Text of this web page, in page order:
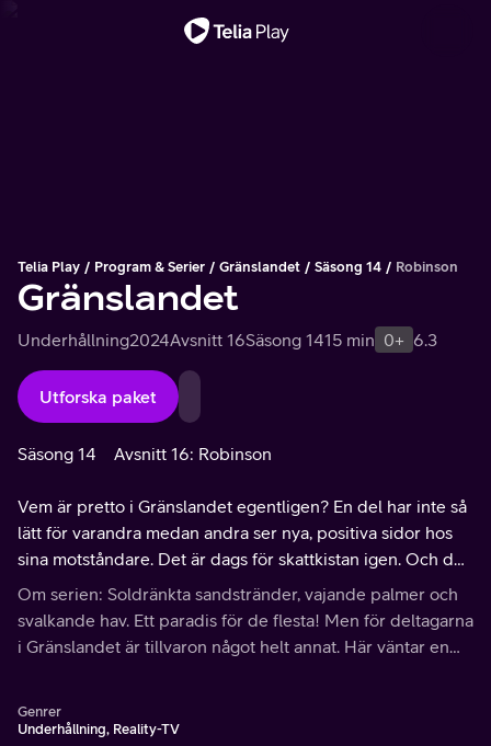
Telia Play Program & Serier Gränslandet Säsong 14 Robinson
Gränslandet
Underhållning2024Avsnitt 16Säsong 1415 min 0+ 6.3
Utforska paket
Säsong 14 Avsnitt 16: Robinson
Vem är pretto i Gränslandet egentligen? En del har inte så
lätt för varandra medan andra ser nya, positiva sidor hos
sina motståndare. Det är dags för skattkistan igen. Och den
här gången väntar en ovanligt bra kista som gör valet
ovanligt svårt!
Om serien: Soldränkta sandstränder, vajande palmer och
svalkande hav. Ett paradis för de flesta! Men för deltagarna
i Gränslandet är tillvaron något helt annat. Här väntar en
Genrer
Underhållning, Reality-TV